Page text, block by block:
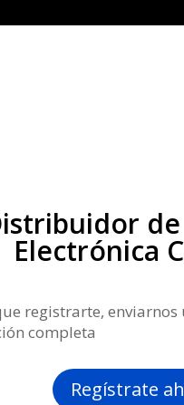
Electrónica
registrarte, enviarnos
completa
Regístrate